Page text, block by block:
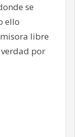
se
ello
libre
por